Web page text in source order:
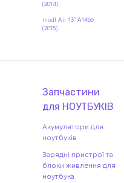
(2014)
modl Air 13" A1466
(2015)
Запчастини
для НОУТБУКІВ
Акумулятори для
ноутбуків
Зарядні пристрої та
блоки живлення для
ноутбука